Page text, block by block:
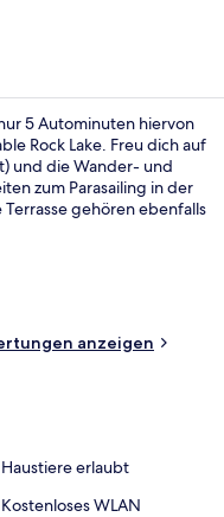
5 Autominuten hiervon
Rock Lake. Freu dich auf
und die Wander- und
zum Parasailing in der
gehören ebenfalls
anzeigen
Haustiere erlaubt
Kostenloses WLAN